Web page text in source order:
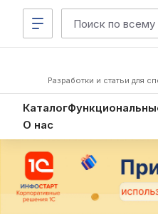
Разработки и статьи для
Каталог
О нас